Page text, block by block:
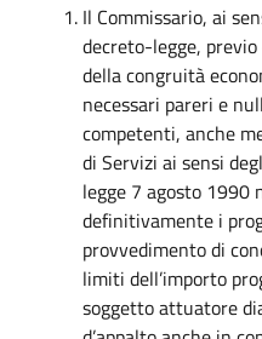
Il Commissario, ai
decreto-legge,
della congruità
necessari pareri e
competenti, anche
di Servizi ai sensi
legge 7 agosto 1990
definitivamente i
provvedimento di
limiti dell’importo
soggetto attuatore